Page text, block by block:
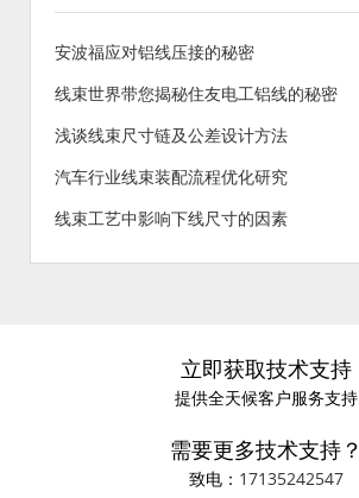
安波福应对铝线压接的秘密
线束世界带您揭秘住友电工铝线的秘密
浅谈线束尺寸链及公差设计方法
汽车行业线束装配流程优化研究
线束工艺中影响下线尺寸的因素
立即获取技术支持
提供全天候客户服务支持
需要更多技术支持？
致电： 17135242547